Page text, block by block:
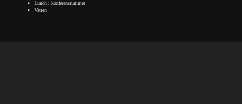
Lunch i konferensrummet
Vatten